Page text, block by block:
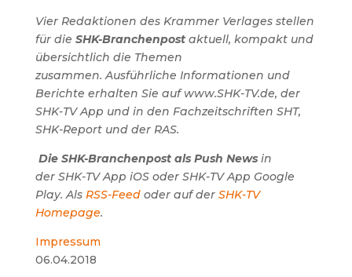
Vier Redaktionen des Krammer Verlages stellen
für die SHK-Branchenpost aktuell, kompakt und
übersichtlich die Themen
zusammen. Ausführliche Informationen und
Berichte erhalten Sie auf www.SHK-TV.de, der
SHK-TV App und in den Fachzeitschriften SHT,
SHK-Report und der RAS.
Die SHK-Branchenpost als Push Newsin
der SHK-TV App iOS oder SHK-TV App Google
Play. Als RSS-Feedoder auf der SHK-TV
Homepage.
Impressum
06.04.2018